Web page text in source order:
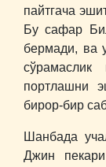
пайтгача
Бу сафар
бермади, ва
портлашни
бирор-бир
Шанбада
Джин